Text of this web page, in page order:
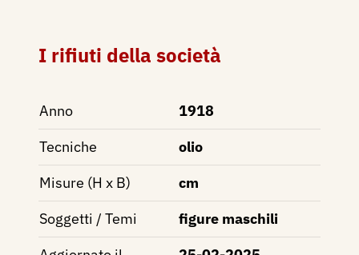
I rifiuti della società
Anno
1918
Tecniche
olio
Misure (H x B)
cm
Soggetti / Temi
figure maschili